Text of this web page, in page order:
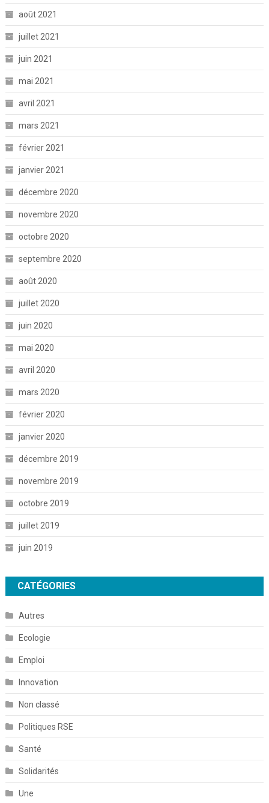
août 2021
juillet 2021
juin 2021
mai 2021
avril 2021
mars 2021
février 2021
janvier 2021
décembre 2020
novembre 2020
octobre 2020
septembre 2020
août 2020
juillet 2020
juin 2020
mai 2020
avril 2020
mars 2020
février 2020
janvier 2020
décembre 2019
novembre 2019
octobre 2019
juillet 2019
juin 2019
CATÉGORIES
Autres
Ecologie
Emploi
Innovation
Non classé
Politiques RSE
Santé
Solidarités
Une